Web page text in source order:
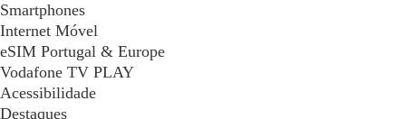
Smartphones
Internet Móvel
eSIM Portugal & Europe
Vodafone TV PLAY
Acessibilidade
Destaques